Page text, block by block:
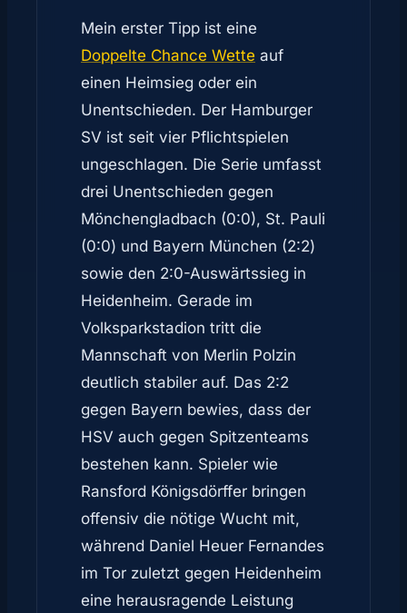
Mein erster Tipp ist eine
Doppelte Chance Wette auf
einen Heimsieg oder ein
Unentschieden. Der Hamburger
SV ist seit vier Pflichtspielen
ungeschlagen. Die Serie umfasst
drei Unentschieden gegen
Mönchengladbach (0:0), St. Pauli
(0:0) und Bayern München (2:2)
sowie den 2:0-Auswärtssieg in
Heidenheim. Gerade im
Volksparkstadion tritt die
Mannschaft von Merlin Polzin
deutlich stabiler auf. Das 2:2
gegen Bayern bewies, dass der
HSV auch gegen Spitzenteams
bestehen kann. Spieler wie
Ransford Königsdörffer bringen
offensiv die nötige Wucht mit,
während Daniel Heuer Fernandes
im Tor zuletzt gegen Heidenheim
eine herausragende Leistung